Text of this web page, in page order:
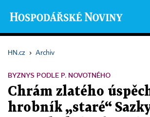
HN.cz › Archiv
BYZNYS PODLE P. NOVOTNÉHO
Chrám zlatého
hrobník „staré“